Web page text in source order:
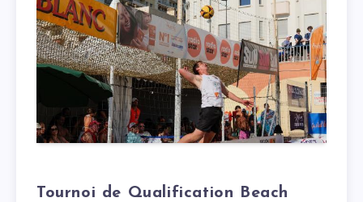
Tournoi de Qualification Beach